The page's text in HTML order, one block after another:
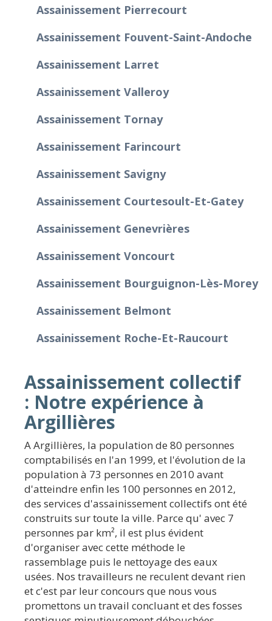
Assainissement Pierrecourt
Assainissement Fouvent-Saint-Andoche
Assainissement Larret
Assainissement Valleroy
Assainissement Tornay
Assainissement Farincourt
Assainissement Savigny
Assainissement Courtesoult-Et-Gatey
Assainissement Genevrières
Assainissement Voncourt
Assainissement Bourguignon-Lès-Morey
Assainissement Belmont
Assainissement Roche-Et-Raucourt
Assainissement collectif
: Notre expérience à
Argillières
A Argillières, la population de 80 personnes
comptabilisés en l'an 1999, et l'évolution de la
population à 73 personnes en 2010 avant
d'atteindre enfin les 100 personnes en 2012,
des services d'assainissement collectifs ont été
construits sur toute la ville. Parce qu' avec 7
personnes par km², il est plus évident
d'organiser avec cette méthode le
rassemblage puis le nettoyage des eaux
usées. Nos travailleurs ne reculent devant rien
et c'est par leur concours que nous vous
promettons un travail concluant et des fosses